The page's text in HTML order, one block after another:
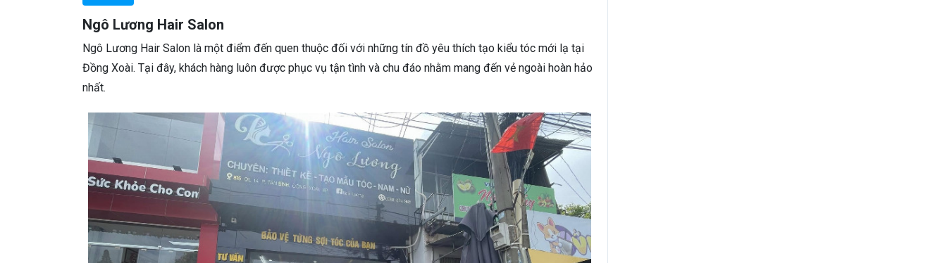
Ngô Lương Hair Salon
Ngô Lương Hair Salon là một điểm đến quen thuộc đối với những tín đồ yêu thích tạo kiểu tóc mới lạ tại
Đồng Xoài. Tại đây, khách hàng luôn được phục vụ tận tình và chu đáo nhằm mang đến vẻ ngoài hoàn hảo
nhất.